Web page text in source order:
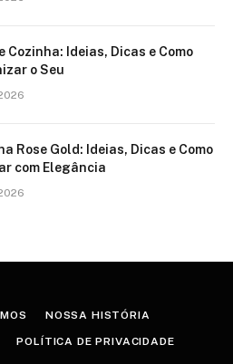
Cozinha: Ideias, Dicas e Como
o Seu
Rose Gold: Ideias, Dicas e Como
com Elegância
NOSSA HISTÓRIA
POLÍTICA DE PRIVACIDADE